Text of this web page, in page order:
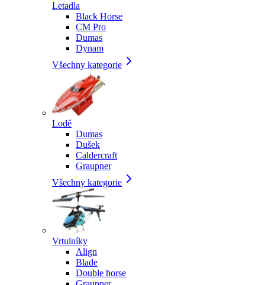
Letadla
Black Horse
CM Pro
Dumas
Dynam
Všechny kategorie
Lodě
Dumas
Dušek
Caldercraft
Graupner
Všechny kategorie
Vrtulníky
Align
Blade
Double horse